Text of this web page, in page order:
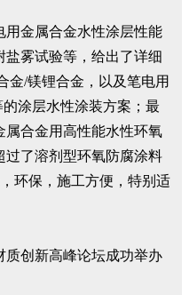
用金属合金水性涂层性能
雾试验等，给出了详细
金/镁锂合金，以及笔电用
涂层水性涂装方案；最
属合金用高性能水性环氧
过了溶剂型环氧防腐涂料
环保，施工方便，特别适